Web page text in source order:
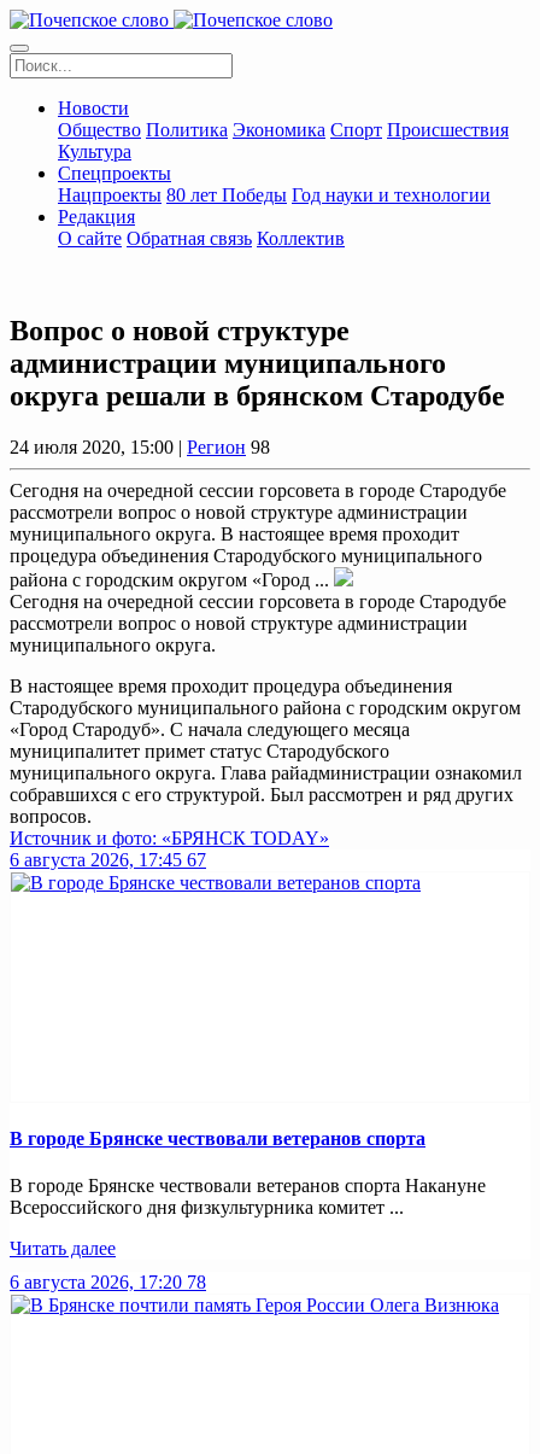
Новости
Общество Политика Экономика Спорт Происшествия
Культура
Спецпроекты
Нацпроекты 80 лет Победы Год науки и технологии
Редакция
О сайте Обратная связь Коллектив
Вопрос о новой структуре
администрации муниципального
округа решали в брянском Стародубе
24 июля 2020, 15:00 | Регион 98
Сегодня на очередной сессии горсовета в городе Стародубе
рассмотрели вопрос о новой структуре администрации
муниципального округа. В настоящее время проходит
процедура объединения Стародубского муниципального
района с городским округом «Город ...
Сегодня на очередной сессии горсовета в городе Стародубе
рассмотрели вопрос о новой структуре администрации
муниципального округа.
В настоящее время проходит процедура объединения
Стародубского муниципального района с городским округом
«Город Стародуб». С начала следующего месяца
муниципалитет примет статус Стародубского
муниципального округа. Глава райадминистрации ознакомил
собравшихся с его структурой. Был рассмотрен и ряд других
вопросов.
Источник и фото: «БРЯНСК TODAY»
6 августа 2026, 17:45 67
В городе Брянске чествовали ветеранов спорта
В городе Брянске чествовали ветеранов спорта Накануне
Всероссийского дня физкультурника комитет ...
Читать далее
6 августа 2026, 17:20 78